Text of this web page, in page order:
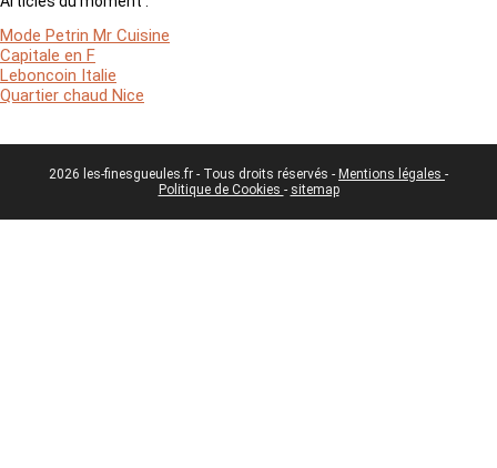
Mode Petrin Mr Cuisine
Capitale en F
Leboncoin Italie
Quartier chaud Nice
2026 les-finesgueules.fr - Tous droits réservés - Mentions légales -
Politique de Cookies - sitemap